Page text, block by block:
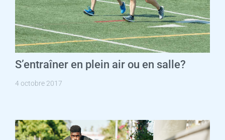
S’entraîner en plein air ou en salle?
4 octobre 2017